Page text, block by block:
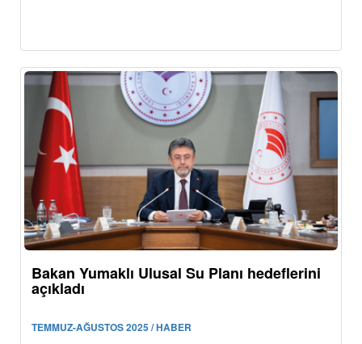
Bakan Yumaklı Ulusal Su Planı hedeflerini
açıkladı
TEMMUZ-AĞUSTOS 2025 / HABER